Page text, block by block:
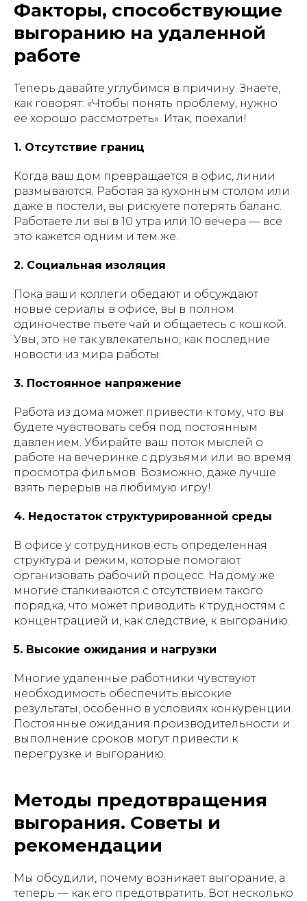
Факторы, способствующие
выгоранию на удаленной
работе
Теперь давайте углубимся в причину. Знаете,
как говорят: «Чтобы понять проблему, нужно
её хорошо рассмотреть». Итак, поехали!
1. Отсутствие границ
Когда ваш дом превращается в офис, линии
размываются. Работая за кухонным столом или
даже в постели, вы рискуете потерять баланс.
Работаете ли вы в 10 утра или 10 вечера — всё
это кажется одним и тем же.
2. Социальная изоляция
Пока ваши коллеги обедают и обсуждают
новые сериалы в офисе, вы в полном
одиночестве пьёте чай и общаетесь с кошкой.
Увы, это не так увлекательно, как последние
новости из мира работы.
3. Постоянное напряжение
Работа из дома может привести к тому, что вы
будете чувствовать себя под постоянным
давлением. Убирайте ваш поток мыслей о
работе на вечеринке с друзьями или во время
просмотра фильмов. Возможно, даже лучше
взять перерыв на любимую игру!
4. Недостаток структурированной среды
В офисе у сотрудников есть определенная
структура и режим, которые помогают
организовать рабочий процесс. На дому же
многие сталкиваются с отсутствием такого
порядка, что может приводить к трудностям с
концентрацией и, как следствие, к выгоранию.
5. Высокие ожидания и нагрузки
Многие удаленные работники чувствуют
необходимость обеспечить высокие
результаты, особенно в условиях конкуренции.
Постоянные ожидания производительности и
выполнение сроков могут привести к
перегрузке и выгоранию.
Методы предотвращения
выгорания. Советы и
рекомендации
Мы обсудили, почему возникает выгорание, а
теперь — как его предотвратить. Вот несколько